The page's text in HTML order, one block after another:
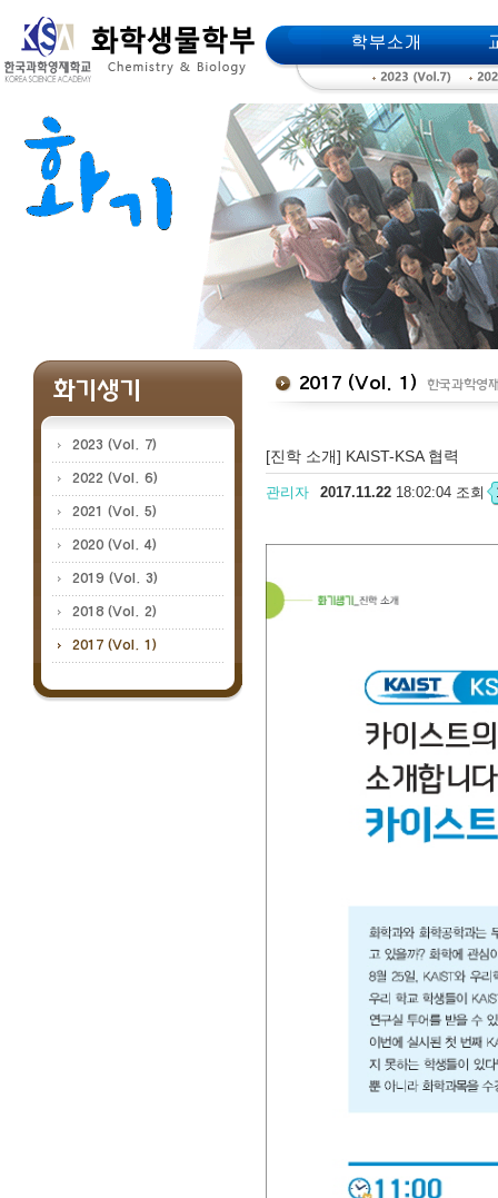
메인메뉴 바로가기
본문 바로가기
[진학 소개] KAIST-KSA 협력
관리자 2017.11.22 18:02:04 조회